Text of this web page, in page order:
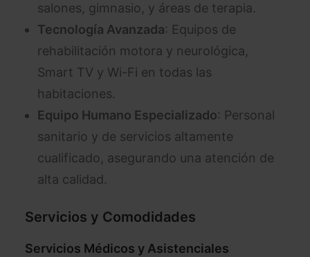
salones, gimnasio, y áreas de terapia.
Tecnología Avanzada: Equipos de
rehabilitación motora y neurológica,
Smart TV y Wi-Fi en todas las
habitaciones.
Equipo Humano Especializado: Personal
sanitario y de servicios altamente
cualificado, asegurando una atención de
alta calidad.
Servicios y Comodidades
Servicios Médicos y Asistenciales